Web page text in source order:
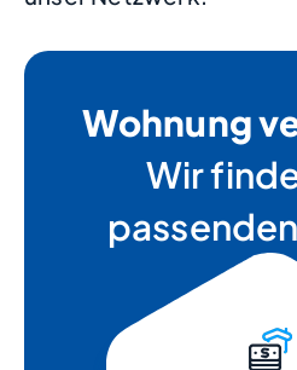
Wohnung
Wir